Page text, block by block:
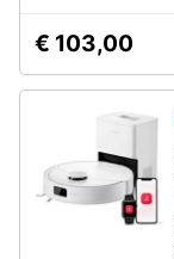
€ 103,00